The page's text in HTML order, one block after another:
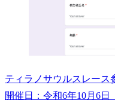
ティラノサウルスレース
開催日：令和6年10月6